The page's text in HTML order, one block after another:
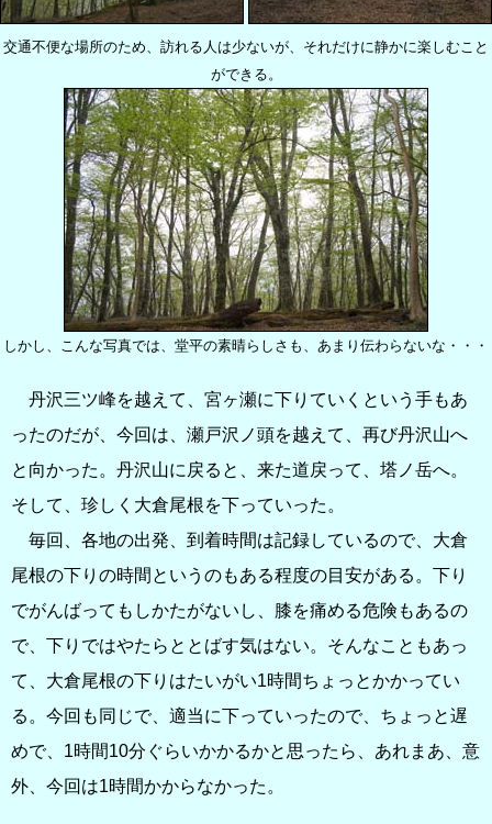
交通不便な場所のため、訪れる人は少ないが、それだけに静かに楽しむこと
ができる。
しかし、こんな写真では、堂平の素晴らしさも、あまり伝わらないな・・・
丹沢三ツ峰を越えて、宮ヶ瀬に下りていくという手もあ
ったのだが、今回は、瀬戸沢ノ頭を越えて、再び丹沢山へ
と向かった。丹沢山に戻ると、来た道戻って、塔ノ岳へ。
そして、珍しく大倉尾根を下っていった。
毎回、各地の出発、到着時間は記録しているので、大倉
尾根の下りの時間というのもある程度の目安がある。下り
でがんばってもしかたがないし、膝を痛める危険もあるの
で、下りではやたらととばす気はない。そんなこともあっ
て、大倉尾根の下りはたいがい1時間ちょっとかかってい
る。今回も同じで、適当に下っていったので、ちょっと遅
めで、1時間10分ぐらいかかるかと思ったら、あれまあ、意
外、今回は1時間かからなかった。